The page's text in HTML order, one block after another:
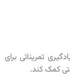
تمریناتی برای
کمک کند.